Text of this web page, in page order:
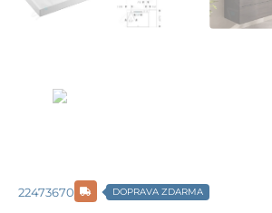
22473670 DOPRAVA ZDARMA